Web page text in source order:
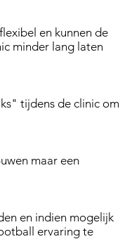
en kunnen de
minder lang laten
tijdens de clinic om
maar een
en indien mogelijk
ervaring te